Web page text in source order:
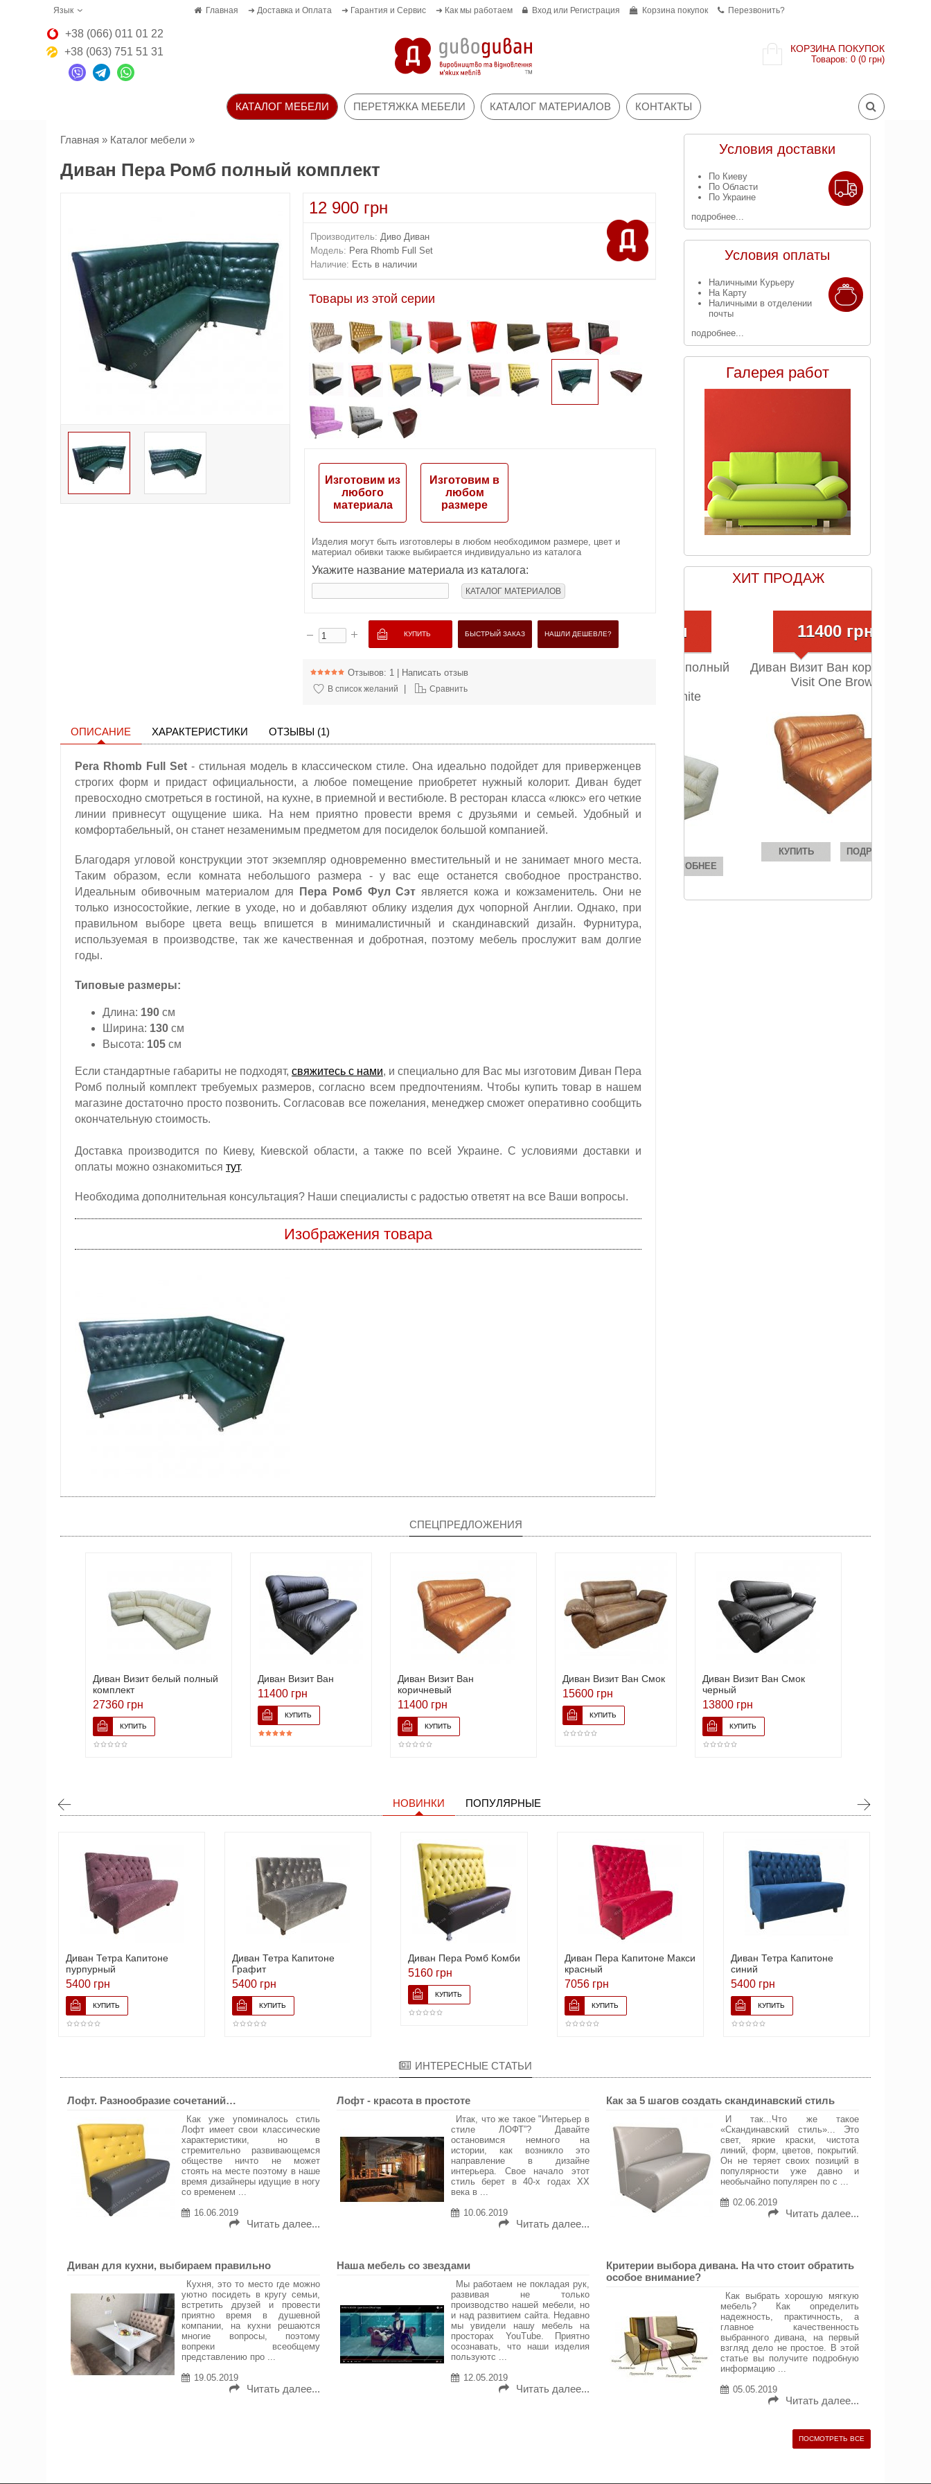
Язык Главная ➜ Доставка и Оплата ➜ Гарантия и Сервис ➜ Как мы работаем Вход или Регистрация Корзина покупок Перезвонить?
+38 (066) 011 01 22
+38 (063) 751 51 31
КОРЗИНА ПОКУПОК
Товаров: 0 (0 грн)
КАТАЛОГ МЕБЕЛИ ПЕРЕТЯЖКА МЕБЕЛИ КАТАЛОГ МАТЕРИАЛОВ КОНТАКТЫ
Условия доставки
По Киеву
По Области
По Украине
подробнее...
Условия оплаты
Наличными Курьеру
На Карту
Наличными в отделении
почты
подробнее...
Галерея работ
ХИТ ПРОДАЖ
11400 грн
Диван Визит Ван коричневый
Visit One Brown
ПОДРОБНЕЕ
Главная » Каталог мебели »
Диван Пера Ромб полный комплект
12 900 грн
Производитель: Диво Диван
Модель: Pera Rhomb Full Set
Наличие: Есть в наличии
Товары из этой серии
Изготовим из
любого
материала
Изготовим в
любом
размере
Изделия могут быть изготовлеры в любом необходимом размере, цвет и
материал обивки также выбирается индивидуально из каталога
Укажите название материала из каталога:
КАТАЛОГ МАТЕРИАЛОВ
БЫСТРЫЙ ЗАКАЗ НАШЛИ ДЕШЕВЛЕ?
Отзывов: 1 Написать отзыв
В список желаний Сравнить
ОПИСАНИЕ ХАРАКТЕРИСТИКИ ОТЗЫВЫ (1)
Pera Rhomb Full Set- стильная модель в классическом стиле. Она идеально подойдет для приверженцев
строгих форм и придаст официальности, а любое помещение приобретет нужный колорит. Диван будет
превосходно смотреться в гостиной, на кухне, в приемной и вестибюле. В ресторан класса «люкс» его четкие
линии привнесут ощущение шика. На нем приятно провести время с друзьями и семьей. Удобный и
комфортабельный, он станет незаменимым предметом для посиделок большой компанией.
Благодаря угловой конструкции этот экземпляр одновременно вместительный и не занимает много места.
Таким образом, если комната небольшого размера - у вас еще останется свободное пространство.
Идеальным обивочным материалом для
Пера Ромб Фул Сэт является кожа и кожзаменитель. Они не
только износостойкие, легкие в уходе, но и добавляют облику изделия дух чопорной Англии. Однако, при
правильном выборе цвета вещь впишется в минималистичный и скандинавский дизайн. Фурнитура,
используемая в производстве, так же качественная и добротная, поэтому мебель прослужит вам долгие
годы.
Типовые размеры:
Длина: 190 см
Ширина: 130 см
Высота: 105 см
Если стандартные габариты не подходят, свяжитесь с нами, и специально для Вас мы изготовим Диван Пера
Ромб полный комплект требуемых размеров, согласно всем предпочтениям. Чтобы купить товар в нашем
магазине достаточно просто позвонить. Согласовав все пожелания, менеджер сможет оперативно сообщить
окончательную стоимость.
Доставка производится по Киеву, Киевской области, а также по всей Украине. С условиями доставки и
оплаты можно ознакомиться тут.
Необходима дополнительная консультация? Наши специалисты с радостью ответят на все Ваши вопросы.
Изображения товара
СПЕЦПРЕДЛОЖЕНИЯ
Диван Визит белый полный
комплект
27360 грн
Диван Визит Ван
11400 грн
Диван Визит Ван
коричневый
11400 грн
Диван Визит Ван Смок
15600 грн
Диван Визит Ван Смок
черный
13800 грн
НОВИНКИ ПОПУЛЯРНЫЕ
Диван Тетра Капитоне
пурпурный
5400 грн
Диван Тетра Капитоне
Графит
5400 грн
Диван Пера Ромб Комби
5160 грн
Диван Пера Капитоне Макси
красный
7056 грн
Диван Тетра Капитоне
синий
5400 грн
ИНТЕРЕСНЫЕ СТАТЬИ
Лофт. Разнообразие сочетаний…
Как уже упоминалось стиль
Лофт имеет свои классические
характеристики, но в
стремительно развивающемся
обществе ничто не может
стоять на месте поэтому в наше
время дизайнеры идущие в ногу
со временем ...
16.06.2019
Читать далее...
Лофт - красота в простоте
Итак, что же такое "Интерьер в
стиле ЛОФТ”? Давайте
остановимся немного на
истории, как возникло это
направление в дизайне
интерьера. Свое начало этот
стиль берет в 40-х годах ХХ
века в ...
10.06.2019
Читать далее...
Как за 5 шагов создать скандинавский стиль
И так...Что же такое
«Скандинавский стиль»... Это
свет, яркие краски, чистота
линий, форм, цветов, покрытий.
Он не теряет своих позиций в
популярности уже давно и
необычайно популярен по с ...
02.06.2019
Читать далее...
Диван для кухни, выбираем правильно
Кухня, это то место где можно
уютно посидеть в кругу семьи,
встретить друзей и провести
приятно время в душевной
компании, на кухни решаются
многие вопросы, поэтому
вопреки всеобщему
представлению про ...
19.05.2019
Читать далее...
Наша мебель со звездами
Мы работаем не покладая рук,
развивая не только
производство нашей мебели, но
и над развитием сайта. Недавно
мы увидели нашу мебель на
просторах YouTube. Приятно
осознавать, что наши изделия
пользуютс ...
12.05.2019
Читать далее...
Критерии выбора дивана. На что стоит обратить
особое внимание?
Как выбрать хорошую мягкую
мебель? Как определить
надежность, практичность, а
главное качественность
выбранного дивана, на первый
взгляд дело не простое. В этой
статье вы получите подробную
информацию ...
05.05.2019
Читать далее...
ПОСМОТРЕТЬ ВСЕ